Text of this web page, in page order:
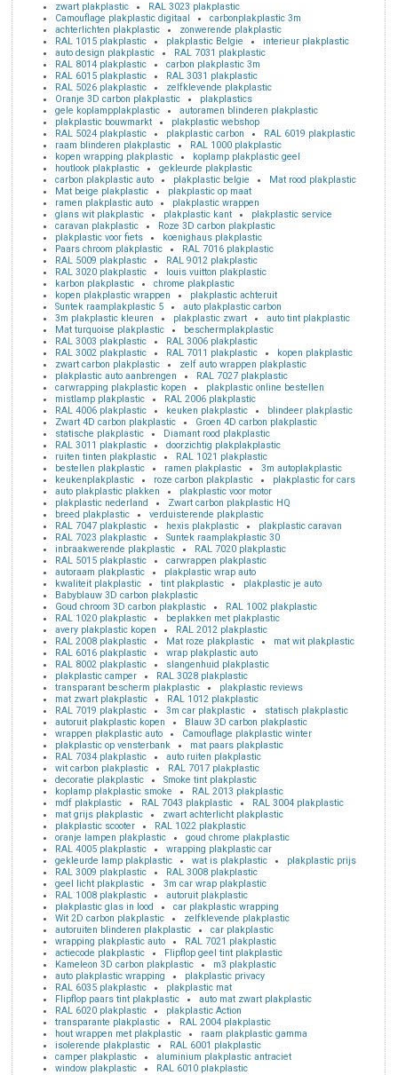
zwart plakplastic
RAL 3023 plakplastic
Camouflage plakplastic digitaal
carbonplakplastic 3m
achterlichten plakplastic
zonwerende plakplastic
RAL 1015 plakplastic
plakplastic Belgie
interieur plakplastic
auto design plakplastic
RAL 7031 plakplastic
RAL 8014 plakplastic
carbon plakplastic 3m
RAL 6015 plakplastic
RAL 3031 plakplastic
RAL 5026 plakplastic
zelfklevende plakplastic
Oranje 3D carbon plakplastic
plakplastics
gele koplampplakplastic
autoramen blinderen plakplastic
plakplastic bouwmarkt
plakplastic webshop
RAL 5024 plakplastic
plakplastic carbon
RAL 6019 plakplastic
raam blinderen plakplastic
RAL 1000 plakplastic
kopen wrapping plakplastic
koplamp plakplastic geel
houtlook plakplastic
gekleurde plakplastic
carbon plakplastic auto
plakplastic belgie
Mat rood plakplastic
Mat beige plakplastic
plakplastic op maat
ramen plakplastic auto
plakplastic wrappen
glans wit plakplastic
plakplastic kant
plakplastic service
caravan plakplastic
Roze 3D carbon plakplastic
plakplastic voor fiets
koenighaus plakplastic
Paars chroom plakplastic
RAL 7016 plakplastic
RAL 5009 plakplastic
RAL 9012 plakplastic
RAL 3020 plakplastic
louis vuitton plakplastic
karbon plakplastic
chrome plakplastic
kopen plakplastic wrappen
plakplastic achteruit
Suntek raamplakplastic 5
auto plakplastic carbon
3m plakplastic kleuren
plakplastic zwart
auto tint plakplastic
Mat turquoise plakplastic
beschermplakplastic
RAL 3003 plakplastic
RAL 3006 plakplastic
RAL 3002 plakplastic
RAL 7011 plakplastic
kopen plakplastic
zwart carbon plakplastic
zelf auto wrappen plakplastic
plakplastic auto aanbrengen
RAL 7027 plakplastic
carwrapping plakplastic kopen
plakplastic online bestellen
mistlamp plakplastic
RAL 2006 plakplastic
RAL 4006 plakplastic
keuken plakplastic
blindeer plakplastic
Zwart 4D carbon plakplastic
Groen 4D carbon plakplastic
statische plakplastic
Diamant rood plakplastic
RAL 3011 plakplastic
doorzichtig plakplakplastic
ruiten tinten plakplastic
RAL 1021 plakplastic
bestellen plakplastic
ramen plakplastic
3m autoplakplastic
keukenplakplastic
roze carbon plakplastic
plakplastic for cars
auto plakplastic plakken
plakplastic voor motor
plakplastic nederland
Zwart carbon plakplastic HQ
breed plakplastic
verduisterende plakplastic
RAL 7047 plakplastic
hexis plakplastic
plakplastic caravan
RAL 7023 plakplastic
Suntek raamplakplastic 30
inbraakwerende plakplastic
RAL 7020 plakplastic
RAL 5015 plakplastic
carwrappen plakplastic
autoraam plakplastic
plakplastic wrap auto
kwaliteit plakplastic
tint plakplastic
plakplastic je auto
Babyblauw 3D carbon plakplastic
Goud chroom 3D carbon plakplastic
RAL 1002 plakplastic
RAL 1020 plakplastic
beplakken met plakplastic
avery plakplastic kopen
RAL 2012 plakplastic
RAL 2008 plakplastic
Mat roze plakplastic
mat wit plakplastic
RAL 6016 plakplastic
wrap plakplastic auto
RAL 8002 plakplastic
slangenhuid plakplastic
plakplastic camper
RAL 3028 plakplastic
transparant bescherm plakplastic
plakplastic reviews
mat zwart plakplastic
RAL 1012 plakplastic
RAL 7019 plakplastic
3m car plakplastic
statisch plakplastic
autoruit plakplastic kopen
Blauw 3D carbon plakplastic
wrappen plakplastic auto
Camouflage plakplastic winter
plakplastic op vensterbank
mat paars plakplastic
RAL 7034 plakplastic
auto ruiten plakplastic
wit carbon plakplastic
RAL 7017 plakplastic
decoratie plakplastic
Smoke tint plakplastic
koplamp plakplastic smoke
RAL 2013 plakplastic
mdf plakplastic
RAL 7043 plakplastic
RAL 3004 plakplastic
mat grijs plakplastic
zwart achterlicht plakplastic
plakplastic scooter
RAL 1022 plakplastic
oranje lampen plakplastic
goud chrome plakplastic
RAL 4005 plakplastic
wrapping plakplastic car
gekleurde lamp plakplastic
wat is plakplastic
plakplastic prijs
RAL 3009 plakplastic
RAL 3008 plakplastic
geel licht plakplastic
3m car wrap plakplastic
RAL 1008 plakplastic
autoruit plakplastic
plakplastic glas in lood
car plakplastic wrapping
Wit 2D carbon plakplastic
zelfklevende plakplastic
autoruiten blinderen plakplastic
car plakplastic
wrapping plakplastic auto
RAL 7021 plakplastic
actiecode plakplastic
Flipflop geel tint plakplastic
Kameleon 3D carbon plakplastic
m3 plakplastic
auto plakplastic wrapping
plakplastic privacy
RAL 6035 plakplastic
plakplastic mat
Flipflop paars tint plakplastic
auto mat zwart plakplastic
RAL 6020 plakplastic
plakplastic Action
transparante plakplastic
RAL 2004 plakplastic
hout wrappen met plakplastic
raam plakplastic gamma
isolerende plakplastic
RAL 6001 plakplastic
camper plakplastic
aluminium plakplastic antraciet
window plakplastic
RAL 6010 plakplastic